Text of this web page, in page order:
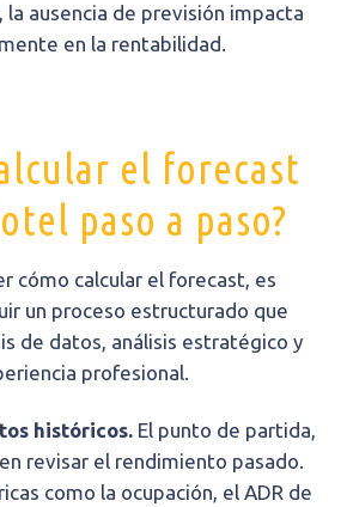
la ausencia de previsión impacta
en la rentabilidad.
el forecast
paso a paso?
cómo calcular el forecast, es
un proceso estructurado que
de datos, análisis estratégico y
profesional.
históricos. El punto de partida,
revisar el rendimiento pasado.
como la ocupación, el ADR de